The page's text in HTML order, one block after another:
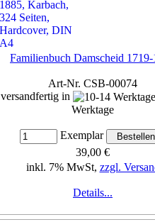
Familienbuch Damscheid
Art-Nr. CSB-00074
versandfertig in
Werktage
Exemplar
39,00 €
inkl. 7% MwSt, zzgl.
Details...